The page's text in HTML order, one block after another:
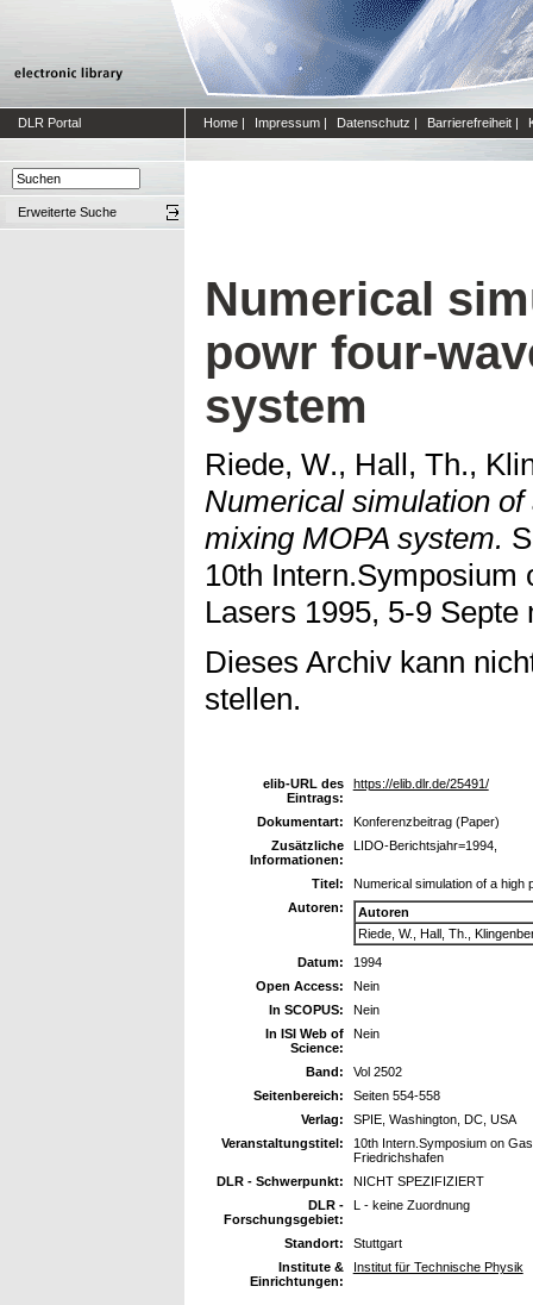
DLR Portal Home | Impressum | Datenschutz | Barrierefreiheit |
Erweiterte Suche
Numerical
powr four-
system
Riede, W., Hall, Th.,
Numerical simulation
mixing MOPA system.
10th
Lasers 1995, 5-9
Dieses Archiv kann
stellen.
elib-URL des
Eintrags:
https://elib.dlr.de/25491/
Dokumentart:
Konferenzbeitrag (Paper)
Zusätzliche
Informationen:
LIDO-Berichtsjahr=1994,
Titel:
Numerical simulation of a high
Autoren:
Autoren
Riede, W., Hall, Th.,
Datum:
1994
Open Access:
Nein
In SCOPUS:
Nein
In ISI Web of
Science:
Nein
Band:
Vol 2502
Seitenbereich:
Seiten 554-558
Verlag:
SPIE, Washington, DC, USA
Veranstaltungstitel:
10th Intern.Symposium on
Friedrichshafen
DLR - Schwerpunkt:
NICHT SPEZIFIZIERT
DLR -
Forschungsgebiet:
L - keine Zuordnung
Standort:
Stuttgart
Institute &
Einrichtungen:
Institut für Technische Physik